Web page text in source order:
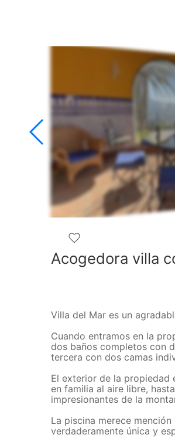
Acogedora villa
Villa del Mar es un
Cuando entramos en la
dos baños completos con
tercera con dos camas
El exterior de la propiedad
en familia al aire libre,
impresionantes de la
La piscina merece
verdaderamente única y